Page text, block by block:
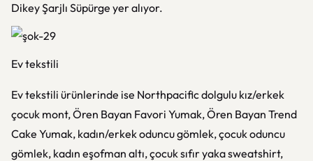
Dikey Şarjlı Süpürge yer alıyor.
Ev tekstili
Ev tekstili ürünlerinde ise Northpacific dolgulu kız/erkek
çocuk mont, Ören Bayan Favori Yumak, Ören Bayan Trend
Cake Yumak, kadın/erkek oduncu gömlek, çocuk oduncu
gömlek, kadın eşofman altı, çocuk sıfır yaka sweatshirt,